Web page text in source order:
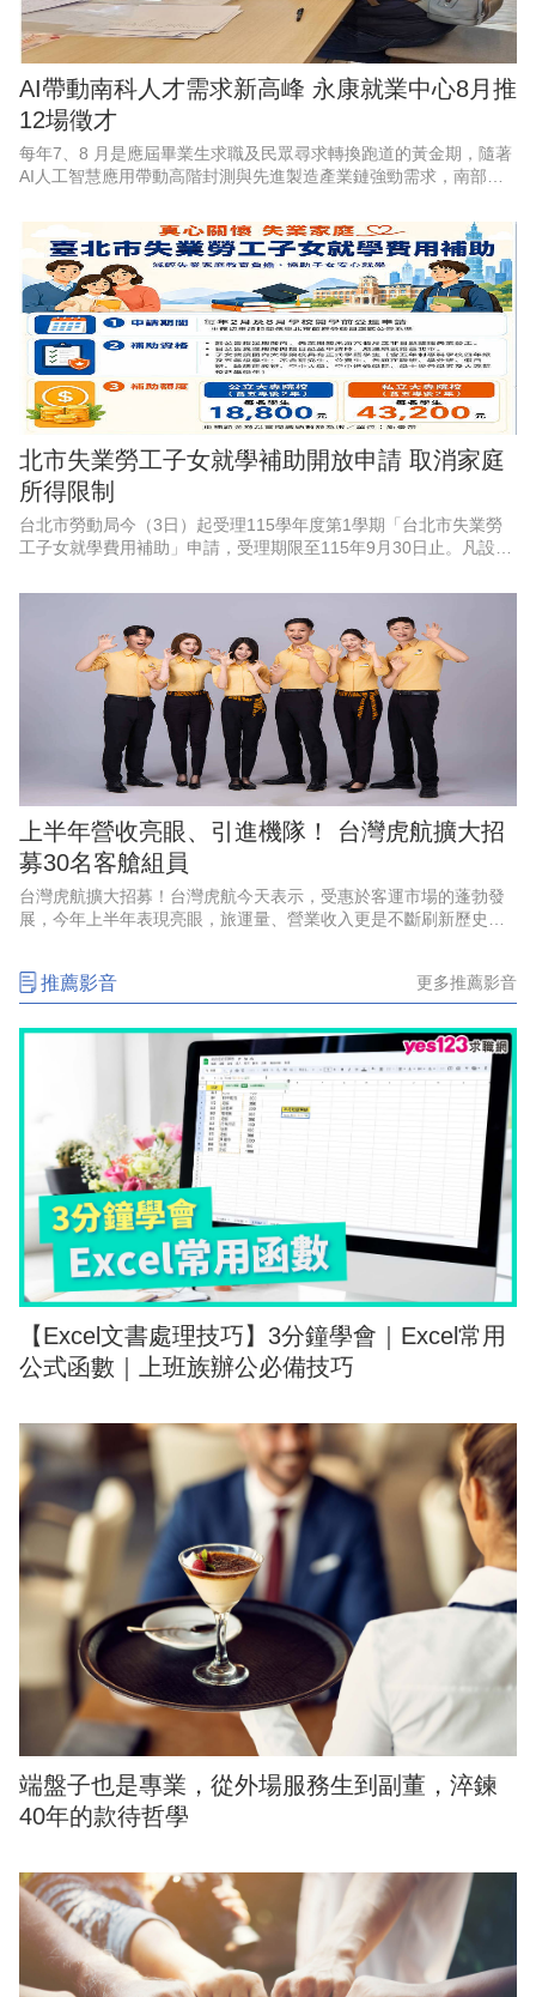
AI帶動南科人才需求新高峰 永康就業中心8月推
12場徵才
每年7、8 月是應屆畢業生求職及民眾尋求轉換跑道的黃金期，隨著
AI人工智慧應用帶動高階封測與先進製造產業鏈強勁需求，南部科
發展署雲嘉南分署永康
北市失業勞工子女就學補助開放申請 取消家庭
所得限制
台北市勞動局今（3日）起受理115學年度第1學期「台北市失業勞
工子女就學費用補助」申請，受理期限至115年9月30日止。凡設籍
內大專校院並
上半年營收亮眼、引進機隊！ 台灣虎航擴大招
募30名客艙組員
台灣虎航擴大招募！台灣虎航今天表示，受惠於客運市場的蓬勃發
展，今年上半年表現亮眼，旅運量、營業收入更是不斷刷新歷史紀
推薦影音 更多推薦影音
【Excel文書處理技巧】3分鐘學會｜Excel常用
公式函數｜上班族辦公必備技巧
端盤子也是專業，從外場服務生到副董，淬鍊
40年的款待哲學